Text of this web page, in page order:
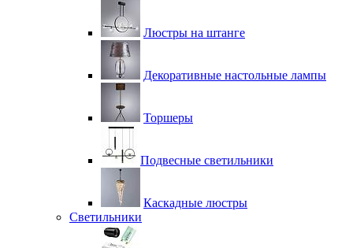
Люстры на штанге
Декоративные настольные лампы
Торшеры
Подвесные светильники
Каскадные люстры
Светильники